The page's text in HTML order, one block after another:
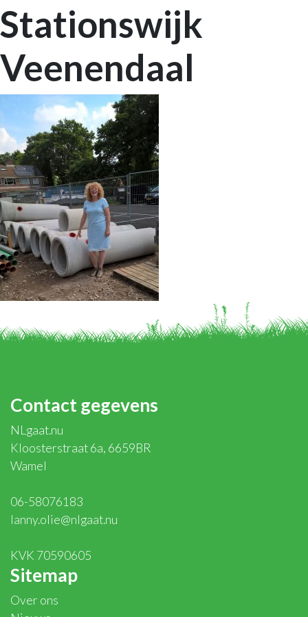
Stationswijk
Veenendaal
Contact gegevens
NLgaat.nu
Kloosterstraat 6a, 6659BR
Wamel
06-58076183
lanny.olie@nlgaat.nu
KVK 70590605
Sitemap
Over ons